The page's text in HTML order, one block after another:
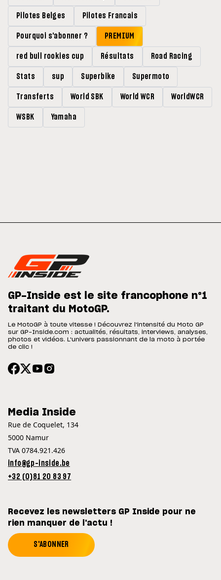
Pilotes Belges Pilotes Francais
Pourquoi s'abonner ? PREMIUM
red bull rookies cup Résultats Road Racing
Stats sup Superbike Supermoto
Transferts World SBK World WCR WorldWCR
WSBK Yamaha
GP-Inside est le site francophone n°1
traitant du MotoGP.
Le MotoGP à toute vitesse ! Découvrez l'intensité du Moto GP
sur GP-Inside.com : actualités, résultats, interviews, analyses,
photos et vidéos. L'univers passionnant de la moto à portée
de clic !
Media Inside
Rue de Coquelet, 134
5000 Namur
TVA 0784.921.426
info@gp-inside.be
+32 (0)81 20 83 97
Recevez les newsletters GP Inside pour ne
rien manquer de l'actu !
S'ABONNER